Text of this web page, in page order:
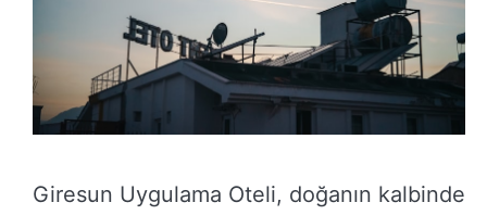
Giresun Uygulama Oteli, doğanın kalbinde